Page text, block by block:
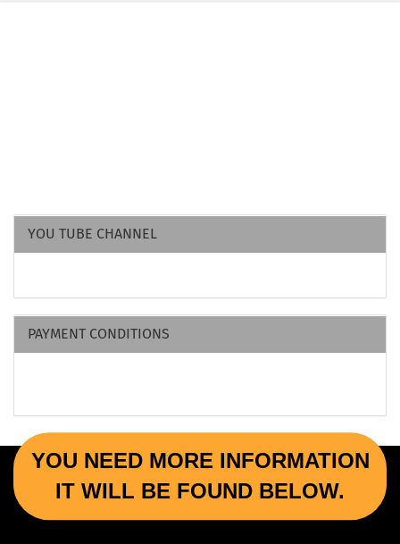
YOU TUBE CHANNEL
PAYMENT CONDITIONS
YOU NEED MORE INFORMATION
IT WILL BE FOUND BELOW.